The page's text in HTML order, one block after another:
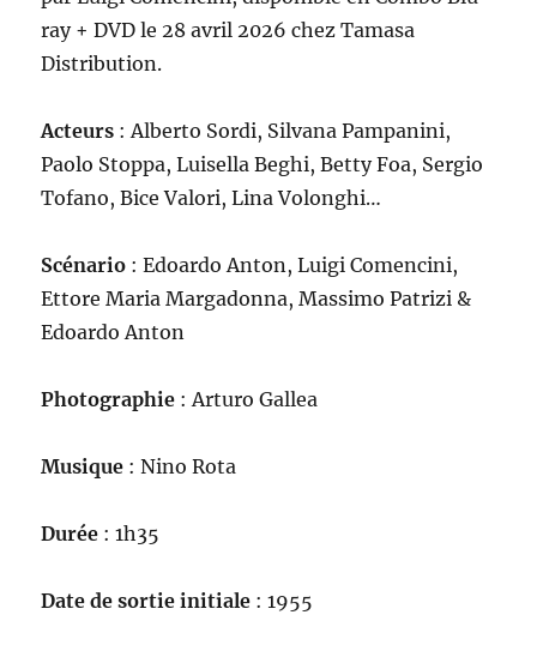
ray + DVD le 28 avril 2026 chez Tamasa
Distribution.
Acteurs : Alberto Sordi, Silvana Pampanini,
Paolo Stoppa, Luisella Beghi, Betty Foa, Sergio
Tofano, Bice Valori, Lina Volonghi…
Scénario : Edoardo Anton, Luigi Comencini,
Ettore Maria Margadonna, Massimo Patrizi &
Edoardo Anton
Photographie : Arturo Gallea
Musique : Nino Rota
Durée : 1h35
Date de sortie initiale : 1955